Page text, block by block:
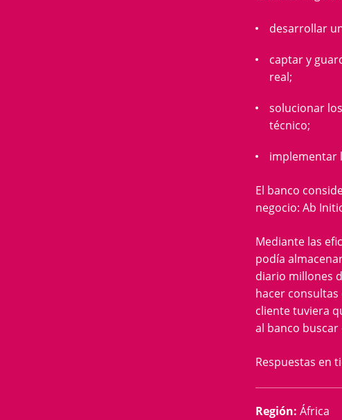
desarrollar
captar y
real;
solucionar
técnico;
implementar
El banco
negocio: Ab
Mediante las
podía
diario millones
hacer
cliente tuviera
al banco
Respuestas en
Región: África